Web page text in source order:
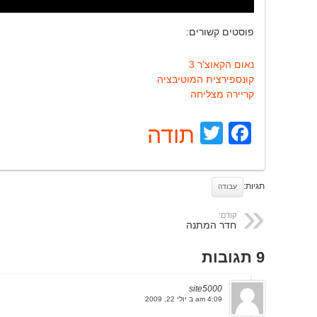
פוסטים קשורים:
נאום הקאוצ'ר 3
קונספירצית המוטיבציה
קריירה מצליחה
Facebook
Twitter
תודה
תגיות: עבודה
קודם:
חדר המתנה
9 תגובות
site5000
4:09 am ב יולי 22, 2009